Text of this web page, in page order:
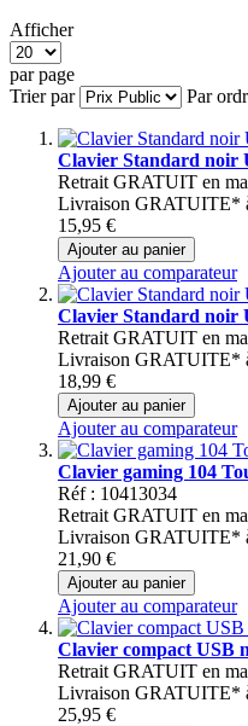
Afficher
par page
Trier par
Par
Clavier Standard noir
Retrait GRATUIT en
Livraison GRATUITE*
15,95 €
Ajouter au panier
Ajouter au comparateur
Clavier Standard noir
Retrait GRATUIT en
Livraison GRATUITE*
18,99 €
Ajouter au panier
Ajouter au comparateur
Clavier gaming 104
Réf : 10413034
Retrait GRATUIT en
Livraison GRATUITE*
21,90 €
Ajouter au panier
Ajouter au comparateur
Clavier compact USB
Retrait GRATUIT en
Livraison GRATUITE*
25,95 €